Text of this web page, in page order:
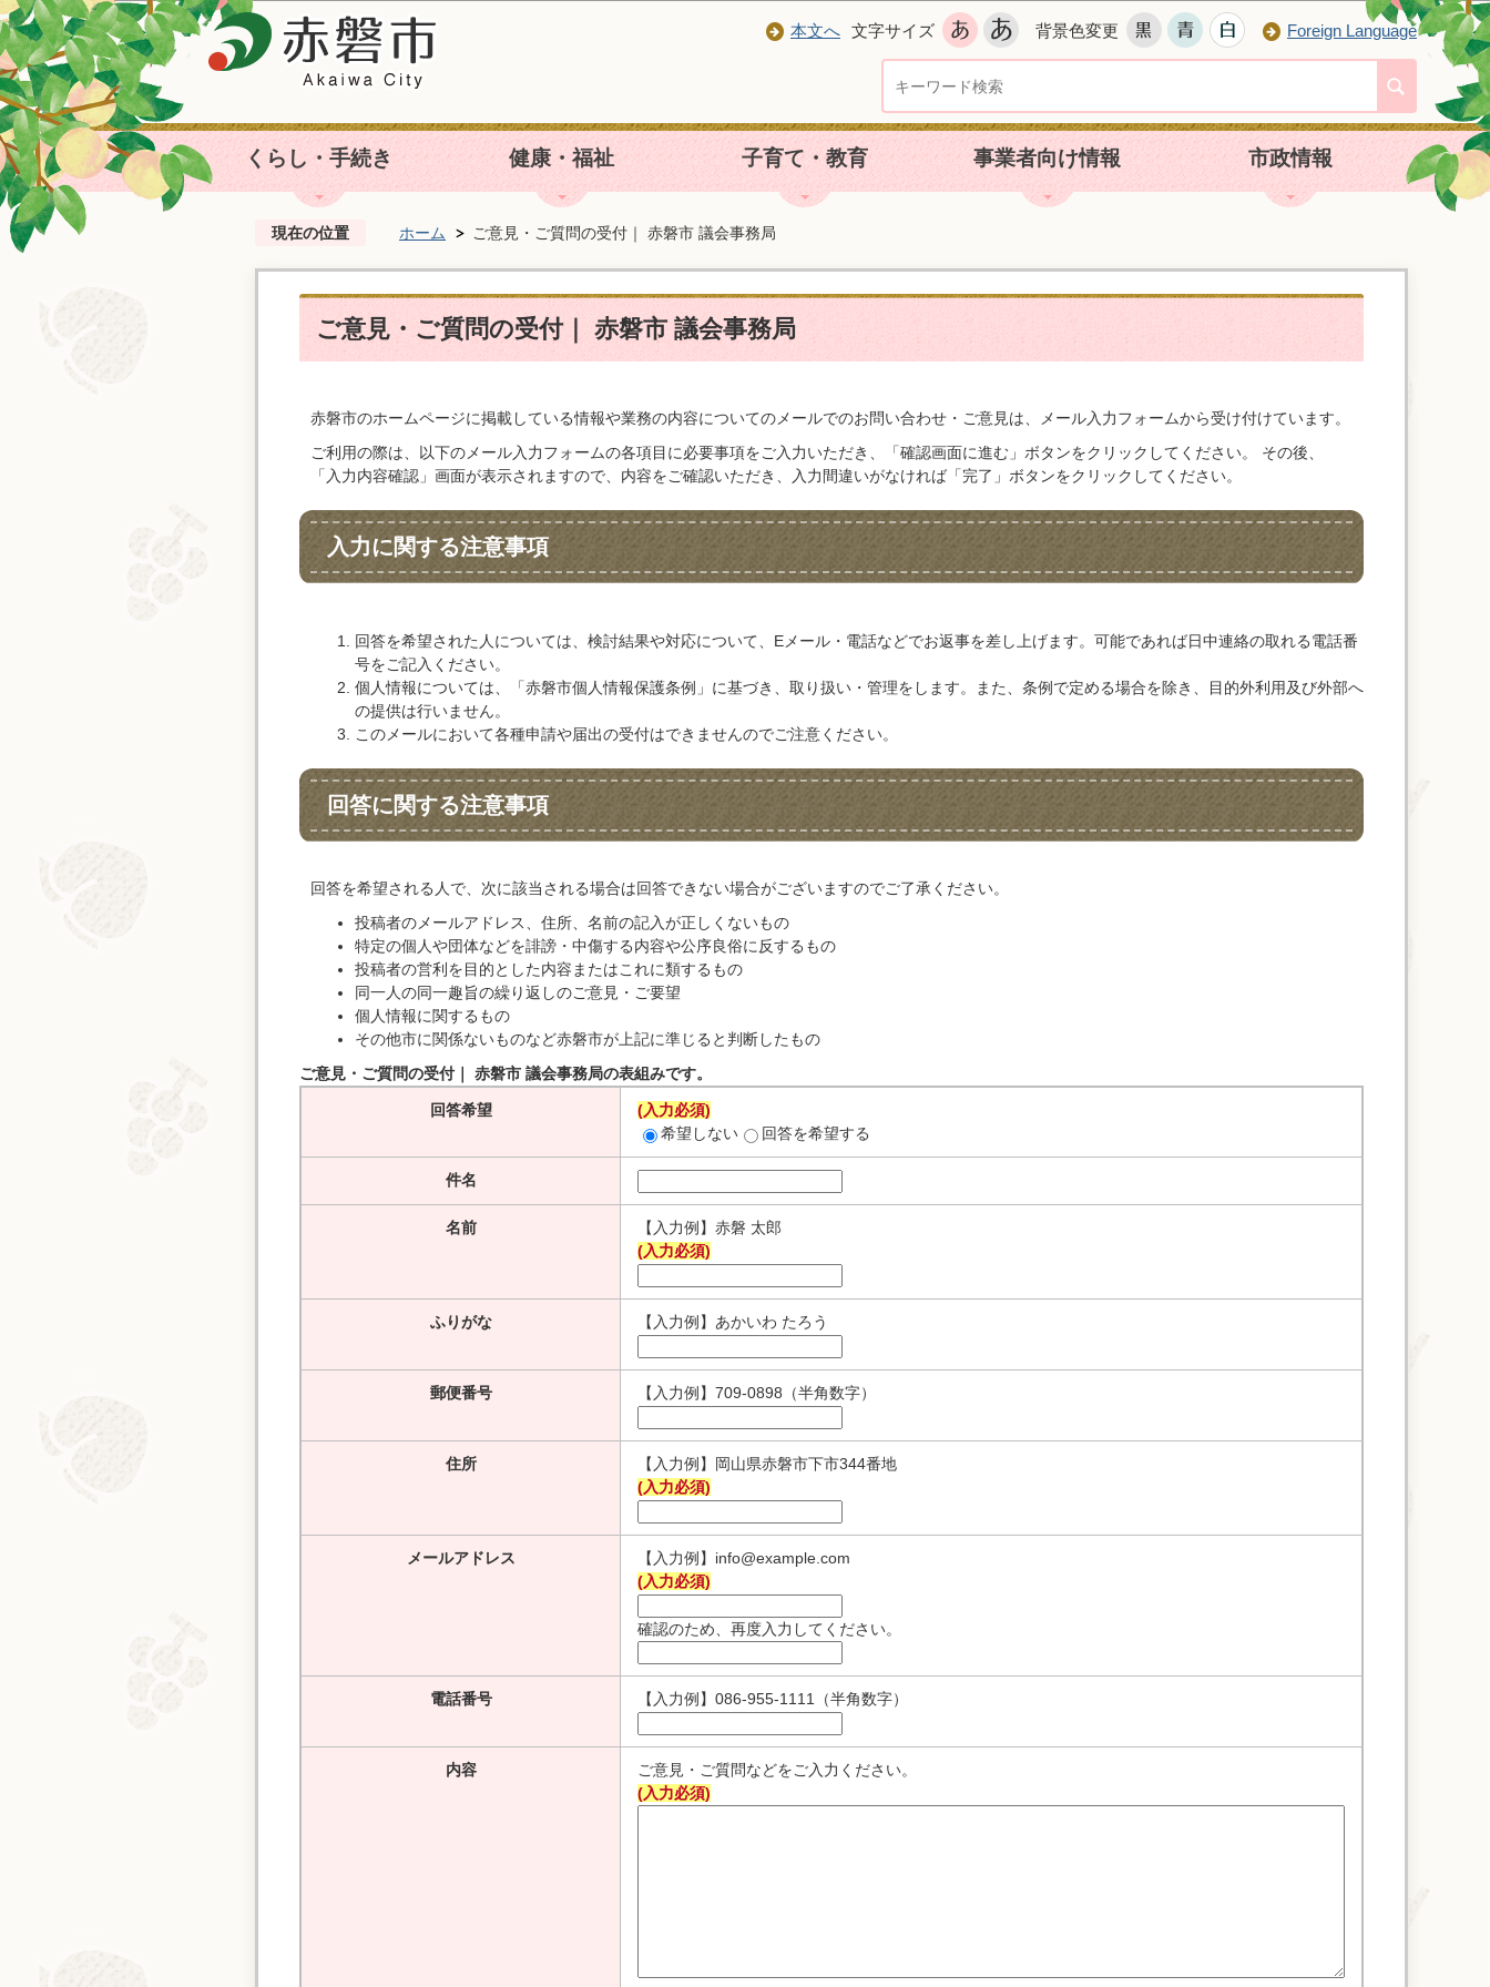
本文へ 文字サイズ 背景色変更 Foreign Language
くらし・手続き 健康・福祉 子育て・教育 事業者向け情報 市政情報
現在の位置 ホーム ご意見・ご質問の受付｜ 赤磐市 議会事務局
ご意見・ご質問の受付｜ 赤磐市 議会事務局
赤磐市のホームページに掲載している情報や業務の内容についてのメールでのお問い合わせ・ご意見は、メール入力フォームから受け付けています。
ご利用の際は、以下のメール入力フォームの各項目に必要事項をご入力いただき、「確認画面に進む」ボタンをクリックしてください。 その後、
「入力内容確認」画面が表示されますので、内容をご確認いただき、入力間違いがなければ「完了」ボタンをクリックしてください。
入力に関する注意事項
回答を希望された人については、検討結果や対応について、Eメール・電話などでお返事を差し上げます。可能であれば日中連絡の取れる電話番
号をご記入ください。
個人情報については、「赤磐市個人情報保護条例」に基づき、取り扱い・管理をします。また、条例で定める場合を除き、目的外利用及び外部へ
の提供は行いません。
このメールにおいて各種申請や届出の受付はできませんのでご注意ください。
回答に関する注意事項
回答を希望される人で、次に該当される場合は回答できない場合がございますのでご了承ください。
投稿者のメールアドレス、住所、名前の記入が正しくないもの
特定の個人や団体などを誹謗・中傷する内容や公序良俗に反するもの
投稿者の営利を目的とした内容またはこれに類するもの
同一人の同一趣旨の繰り返しのご意見・ご要望
個人情報に関するもの
その他市に関係ないものなど赤磐市が上記に準じると判断したもの
ご意見・ご質問の受付｜ 赤磐市 議会事務局の表組みです。
回答希望
(入力必須)
希望しない
回答を希望する
件名
名前
【入力例】赤磐 太郎
(入力必須)
ふりがな 【入力例】あかいわ たろう
郵便番号 【入力例】709-0898（半角数字）
住所
【入力例】岡山県赤磐市下市344番地
(入力必須)
メールアドレス
【入力例】info@example.com
(入力必須)
確認のため、再度入力してください。
電話番号 【入力例】086-955-1111（半角数字）
内容
ご意見・ご質問などをご入力ください。
(入力必須)